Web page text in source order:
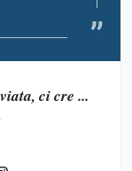
ci cre ...